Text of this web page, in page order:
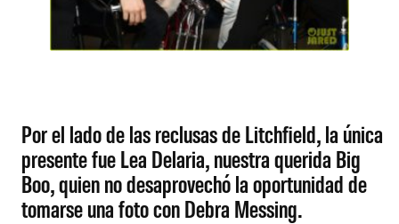
Por el lado de las reclusas de Litchfield, la única
presente fue Lea Delaria, nuestra querida Big
Boo, quien no desaprovechó la oportunidad de
tomarse una foto con Debra Messing.